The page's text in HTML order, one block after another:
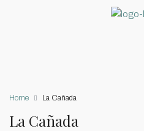
Home La Cañada
La Cañada